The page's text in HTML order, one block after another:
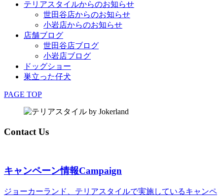
テリアスタイルからのお知らせ
世田谷店からのお知らせ
小岩店からのお知らせ
店舗ブログ
世田谷店ブログ
小岩店ブログ
ドッグショー
巣立った仔犬
PAGE TOP
Contact Us
キャンペーン情報Campaign
ジョーカーランド、テリアスタイルで実施しているキャンペ